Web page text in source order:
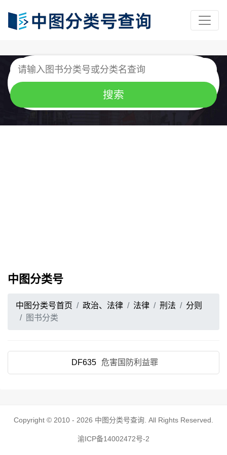
中图分类号
中图分类号首页 政治、法律 法律 刑法
分则
图书分类
DF635 危害国防利益罪
Copyright © 2010 - 2026 中图分类号查询 . All Rights Reserved.
渝ICP备14002472号-2